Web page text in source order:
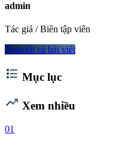
admin
Tác giả / Biên tập viên
Xem tất cả bài viết
format_list_bulleted Mục lục
trending_up Xem nhiều
01